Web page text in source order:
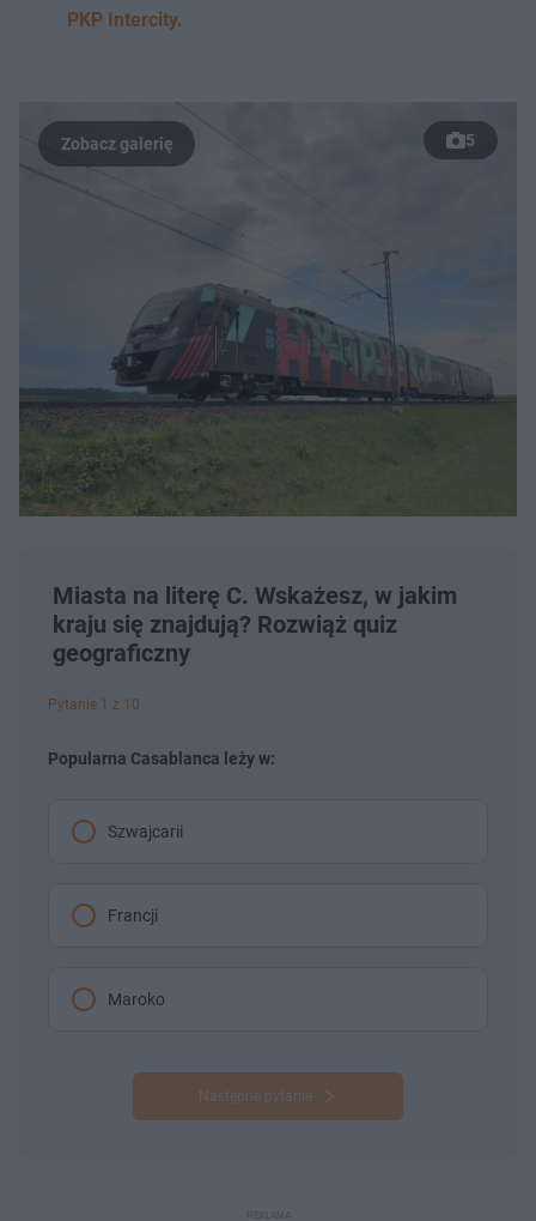
PKP Intercity.
5
Miasta na literę C. Wskażesz, w jakim
kraju się znajdują? Rozwiąż quiz
geograficzny
Pytanie 1 z 10
Popularna Casablanca leży w:
Szwajcarii
Francji
Maroko
Następne pytanie